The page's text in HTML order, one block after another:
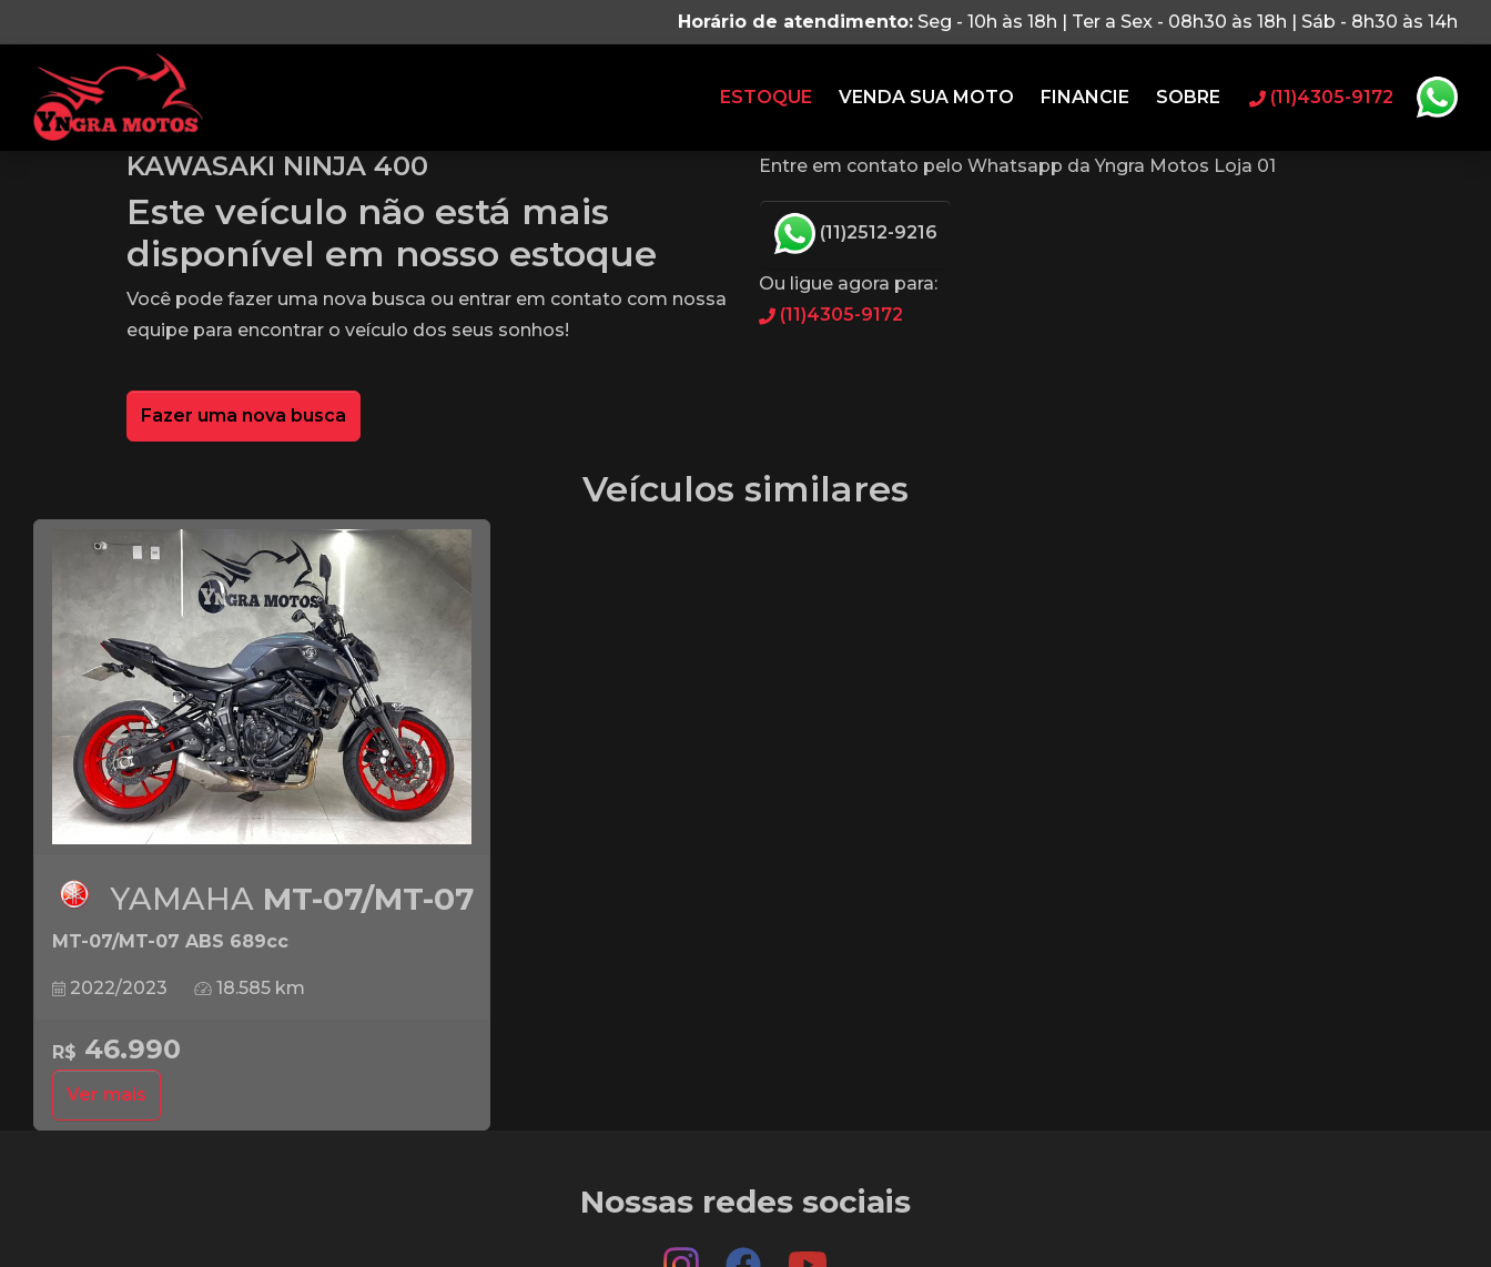
Horário de atendimento: Seg - 10h às 18h | Ter a Sex - 08h30 às 18h | Sáb - 8h30 às 14h
ESTOQUE VENDA SUA MOTO FINANCIE SOBRE (11)4305-9172
KAWASAKI NINJA 400
Este veículo não está mais
disponível em nosso estoque
Você pode fazer uma nova busca ou entrar em contato com nossa
equipe para encontrar o veículo dos seus sonhos!
Fazer uma nova busca
Entre em contato pelo Whatsapp da Yngra Motos Loja 01
(11)2512-9216
Ou ligue agora para:
(11)4305-9172
Veículos similares
YAMAHA MT-07/MT-07
MT-07/MT-07 ABS 689cc
2022/2023 18.585 km
R$ 46.990
Ver mais
Nossas redes sociais